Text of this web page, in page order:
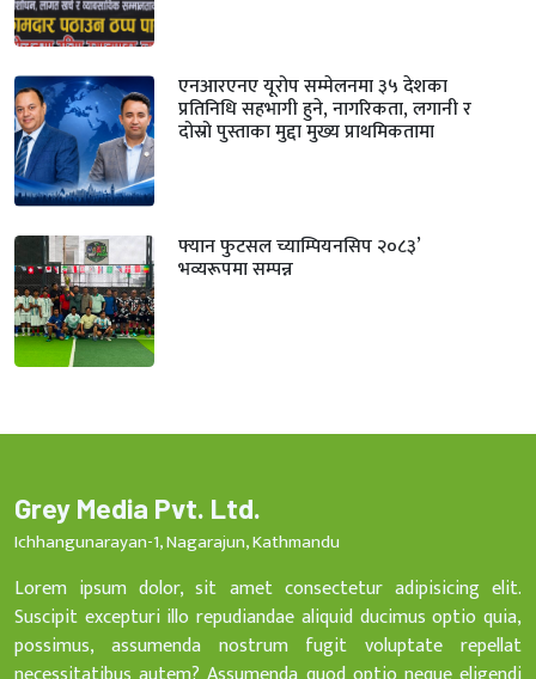
एनआरएनए यूरोप सम्मेलनमा ३५ देशका
प्रतिनिधि सहभागी हुने, नागरिकता, लगानी र
दोस्रो पुस्ताका मुद्दा मुख्य प्राथमिकतामा
फ्यान फुटसल च्याम्पियनसिप २०८३’
भव्यरूपमा सम्पन्न
Grey Media Pvt. Ltd.
Ichhangunarayan-1, Nagarajun, Kathmandu
Lorem ipsum dolor, sit amet consectetur adipisicing elit.
Suscipit excepturi illo repudiandae aliquid ducimus optio quia,
possimus, assumenda nostrum fugit voluptate repellat